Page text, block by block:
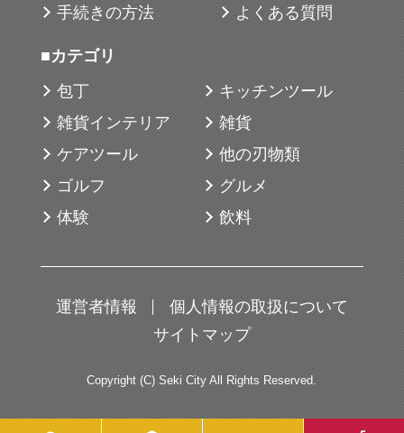
手続きの方法
よくある質問
■カテゴリ
包丁
キッチンツール
雑貨インテリア
雑貨
ケアツール
他の刃物類
ゴルフ
グルメ
体験
飲料
運営者情報
個人情報の取扱について
サイトマップ
Copyright (C) Seki City All Rights Reserved.